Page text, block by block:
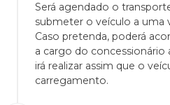
Será agendado o
submeter o veículo a uma
Caso pretenda, poderá
a cargo do concessionário
irá realizar assim que o
carregamento.